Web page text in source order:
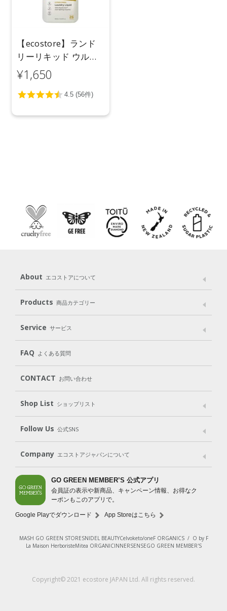
【ecostore】ランド
リーリキッド ウルト
ラパワー925mL
¥1,650
About エコストアについて
メッセージ ブランドストーリー
パッケージへのこだわり
動物実験をしない
Products 商品カテゴリー
Laundry
Cleaning Baby Kids
Body（ボディ） Hair（ヘア） Oral care（オーラルケア）
Goods （グッズ）
Gift set
Service サービス
User Guide
Subscription（定期便）
FAQ よくある質問
CONTACT お問い合わせ
Shop List ショップリスト
Shop List
Follow Us 公式SNS
LINE＠ Instagram Facebook
Company エコストアジャパンについて
会社案内 ご利用規約
プライバシーポリシー
特定商取引法に基づく表示
免責事項
法人会員サービス
New Zealand Site
GO GREEN MEMBER’S 公式アプリ
会員証の表示や新商品、キャンペーン情報、お得なク
ーポンもこのアプリで。
Google Playでダウンロード App Storeはこちら
MASH GO GREEN STORESNIDEL BEAUTYCelvoketo/oneF ORGANICS/ O by F
La Maison HerboristeMitea ORGANICINNERSENSEGO GREEN MEMBER'S
Copyright© 2021 ecostore JAPAN Ltd. All rights reserved.